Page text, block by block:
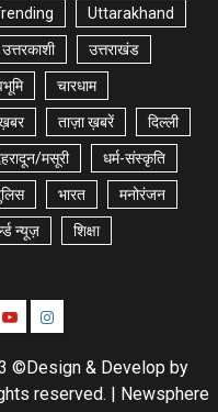
Uttarakhand
उत्तरकाशी उत्तराखंड
चारधाम
ताज़ा ख़बरें दिल्ली
मसूरी धर्म-संस्कृति
भारत मनोरंजन
न्यूज़ शिक्षा
YoutubeInstagram
©Design & Develop by
reserved. | Newsphere